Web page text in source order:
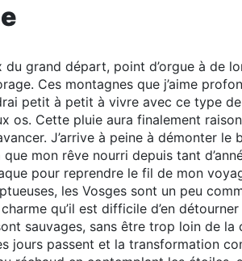
du grand départ, point d’orgue à de
Ces montagnes que j’aime
petit à petit à vivre avec ce type
os. Cette pluie aura finalement
J’arrive à peine à démonter
mon rêve nourri depuis tant
pour reprendre le fil de mon
les Vosges sont un peu
qu’il est difficile d’en
sauvages, sans être trop loin de
jours passent et la transformation